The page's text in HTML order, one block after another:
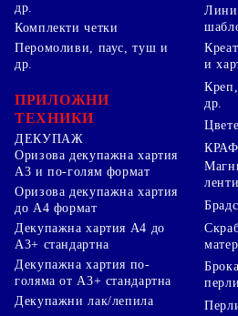
др.
Комплекти четки
Перомоливи, паус, туш и
др.
ПРИЛОЖНИ
ТЕХНИКИ
ДЕКУПАЖ
Оризова декупажна хартия
А3 и по-голям формат
Оризова декупажна хартия
до А4 формат
Декупажна хартия А4 до
А3+ стандартна
Декупажна хартия по-
голяма от А3+ стандартна
Декупажни лак/лепила
и
др.
перли